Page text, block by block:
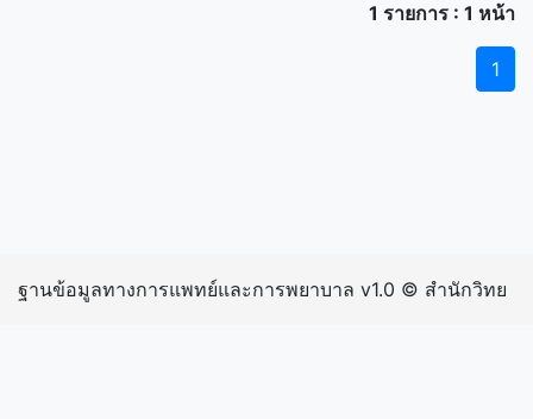
1 รายการ : 1 หน้า
1
ฐานข้อมูลทางการแพทย์และการพยาบาล v1.0 © สำนักวิทย